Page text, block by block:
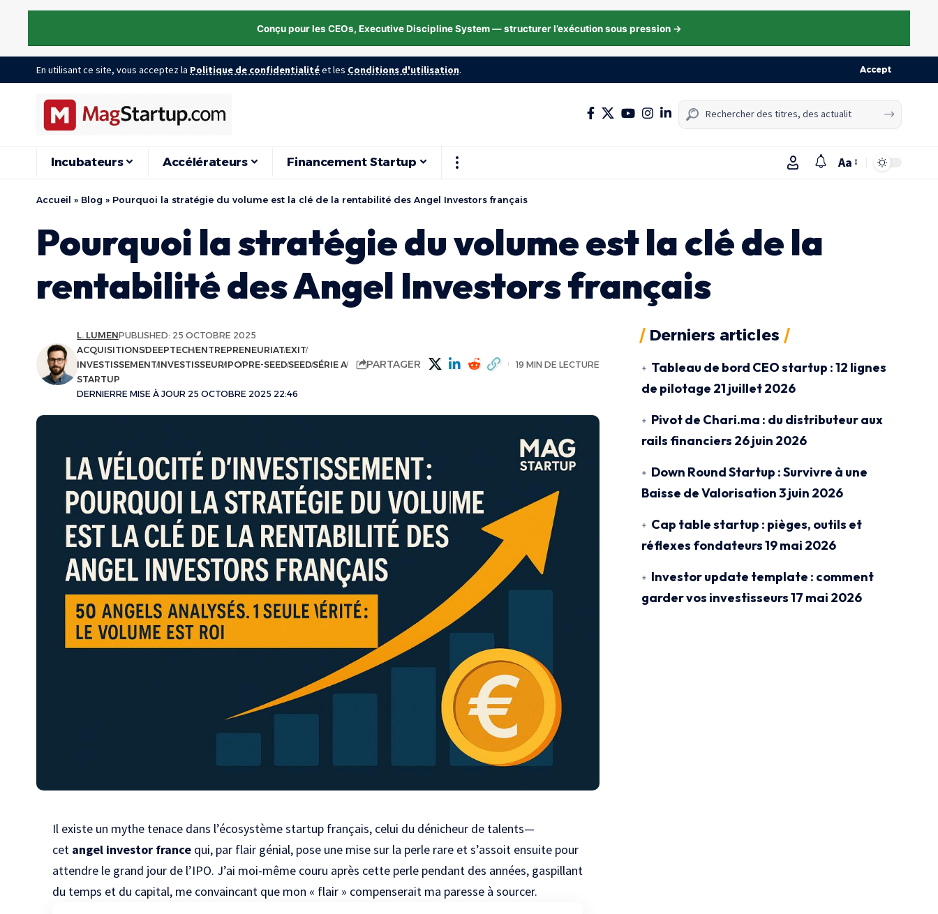
Conçu pour les CEOs, Executive Discipline System — structurer l’exécution sous pression →
En utilisant ce site, vous acceptez la Politique de confidentialitéet les Conditions d'utilisation. Accept
Incubateurs Accélérateurs Financement Startup Aa
Accueil » Blog » Pourquoi la stratégie du volume est la clé de la rentabilité des Angel Investors français
Pourquoi la stratégie du volume est la clé de la
rentabilité des Angel Investors français
DERNIERRE MISE À JOUR 25 OCTOBRE 2025 22:46
L. LUMENPUBLISHED: 25 OCTOBRE 2025
ACQUISITIONSDEEPTECHENTREPRENEURIATEXIT
INVESTISSEMENTINVESTISSEURIPOPRE-SEEDSEEDSÉRIE A
STARTUP
PARTAGER 19 MIN DE LECTURE
Il existe un mythe tenace dans l’écosystèmestartup français, celui du dénicheur de talents—
cet angel investor france qui, par flair génial, pose une mise sur la perle rare et s’assoit ensuite pour
attendre le grand jour de l’IPO. J’ai moi-même couru après cette perle pendant des années, gaspillant
du temps et du capital, me convaincant que mon « flair » compenserait ma paresse à sourcer.
Derniers articles
Tableau de bord CEO startup : 12 lignes
de pilotage 21 juillet 2026
Pivot de Chari.ma : du distributeur aux
rails financiers 26 juin 2026
Down Round Startup : Survivre à une
Baisse de Valorisation3 juin 2026
Cap table startup : pièges, outils et
réflexes fondateurs19 mai 2026
Investor update template : comment
garder vos investisseurs17 mai 2026